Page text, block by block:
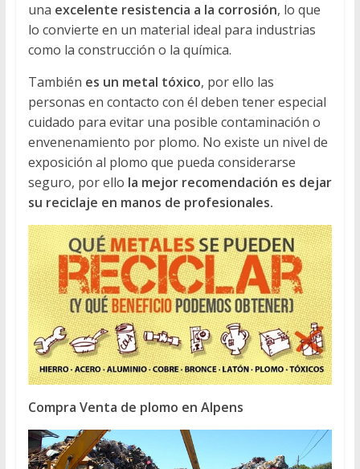
una excelente resistencia a la corrosión, lo que
lo convierte en un material ideal para industrias
como la construcción o la química.
También es un metal tóxico, por ello las
personas en contacto con él deben tener especial
cuidado para evitar una posible contaminación o
envenenamiento por plomo. No existe un nivel de
exposición al plomo que pueda considerarse
seguro, por ello la mejor recomendación es dejar
su reciclaje en manos de profesionales.
Compra Venta de plomo en Alpens